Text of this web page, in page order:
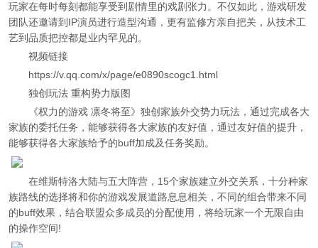
玩家在每时每刻都能享受到剧情里的戏剧张力。不仅如此，游戏研发
团队还邀请到IP演员进行造型沟通，更有监修方亲自把关，从技术工
艺到品质把控都是业内罕见的。
视频链接
https://v.qq.com/x/page/e0890scogc1.html
独创玩法 重构势力版图
《权力的游戏 凛冬将至》独创家族外交势力玩法，通过完成各大
家族的委托任务，能够获得各大家族的友好值，通过友好值的提升，
能够获得各大家族给予的buff加成及任务奖励。
在维斯特洛大陆与五大阵营，15个家族建立外交关系，十分种家
族路线的选择将和你的游戏发展道路息息相关，不同的组合带来不同
的buff效果，结合联盟众多成员的分配使用，将给玩家一个无限自由
的操作空间!